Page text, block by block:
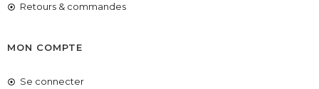
Retours & commandes
MON COMPTE
Se connecter